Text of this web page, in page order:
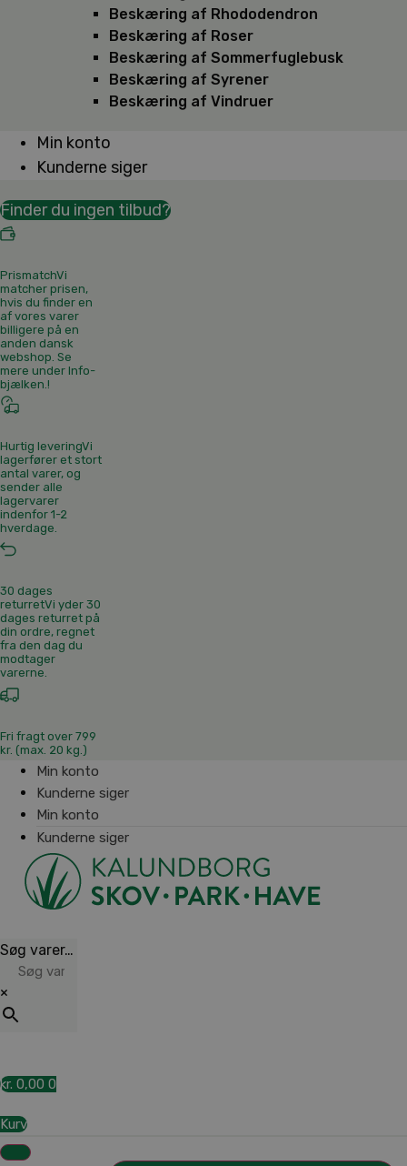
Beskæring af Rhododendron
Beskæring af Roser
Beskæring af Sommerfuglebusk
Beskæring af Syrener
Beskæring af Vindruer
Min konto
Kunderne siger
Finder du ingen tilbud?
PrismatchVi
matcher prisen,
hvis du finder en
af vores varer
billigere på en
anden dansk
webshop. Se
mere under Info-
bjælken.!
Hurtig leveringVi
lagerfører et stort
antal varer, og
sender alle
lagervarer
indenfor 1-2
hverdage.
30 dages
returretVi yder 30
dages returret på
din ordre, regnet
fra den dag du
modtager
varerne.
Fri fragt over 799
kr. (max. 20 kg.)
Min konto
Kunderne siger
Min konto
Kunderne siger
Søg varer…
×
kr. 0,00 0
Kurv